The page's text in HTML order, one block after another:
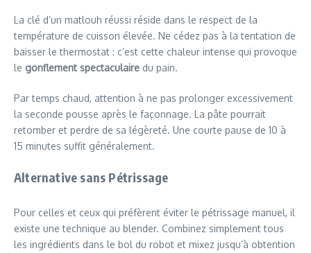
La clé d’un matlouh réussi réside dans le respect de la
température de cuisson élevée. Ne cédez pas à la tentation de
baisser le thermostat : c’est cette chaleur intense qui provoque
le gonflement spectaculaire du pain.
Par temps chaud, attention à ne pas prolonger excessivement
la seconde pousse après le façonnage. La pâte pourrait
retomber et perdre de sa légèreté. Une courte pause de 10 à
15 minutes suffit généralement.
Alternative sans Pétrissage
Pour celles et ceux qui préfèrent éviter le pétrissage manuel, il
existe une technique au blender. Combinez simplement tous
les ingrédients dans le bol du robot et mixez jusqu’à obtention